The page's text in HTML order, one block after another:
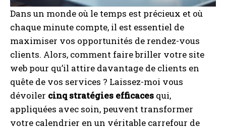
Dans un monde où le temps est précieux et où
chaque minute compte, il est essentiel de
maximiser vos opportunités de rendez-vous
clients. Alors, comment faire briller votre site
web pour qu’il attire davantage de clients en
quête de vos services ? Laissez-moi vous
dévoiler cinq stratégies efficaces qui,
appliquées avec soin, peuvent transformer
votre calendrier en un véritable carrefour de